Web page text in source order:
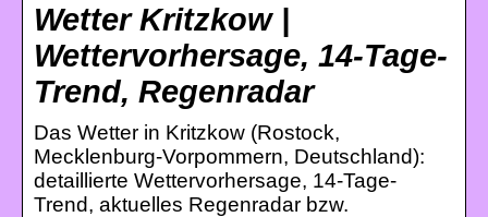
Wetter Kritzkow |
Wettervorhersage, 14-Tage-
Trend, Regenradar
Das Wetter in Kritzkow (Rostock,
Mecklenburg-Vorpommern, Deutschland):
detaillierte Wettervorhersage, 14-Tage-
Trend, aktuelles Regenradar bzw.